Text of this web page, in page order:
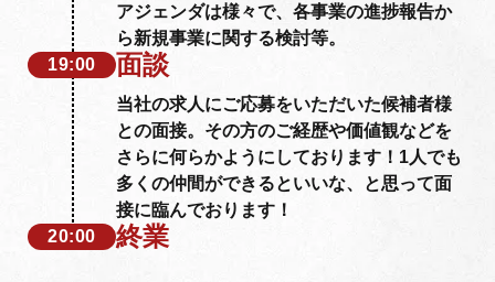
アジェンダは様々で、各事業の進捗報告か
ら新規事業に関する検討等。
19:00
面談
当社の求人にご応募をいただいた候補者様
との面接。その方のご経歴や価値観などを
さらに何らかようにしております！1人でも
多くの仲間ができるといいな、と思って面
接に臨んでおります！
20:00
終業